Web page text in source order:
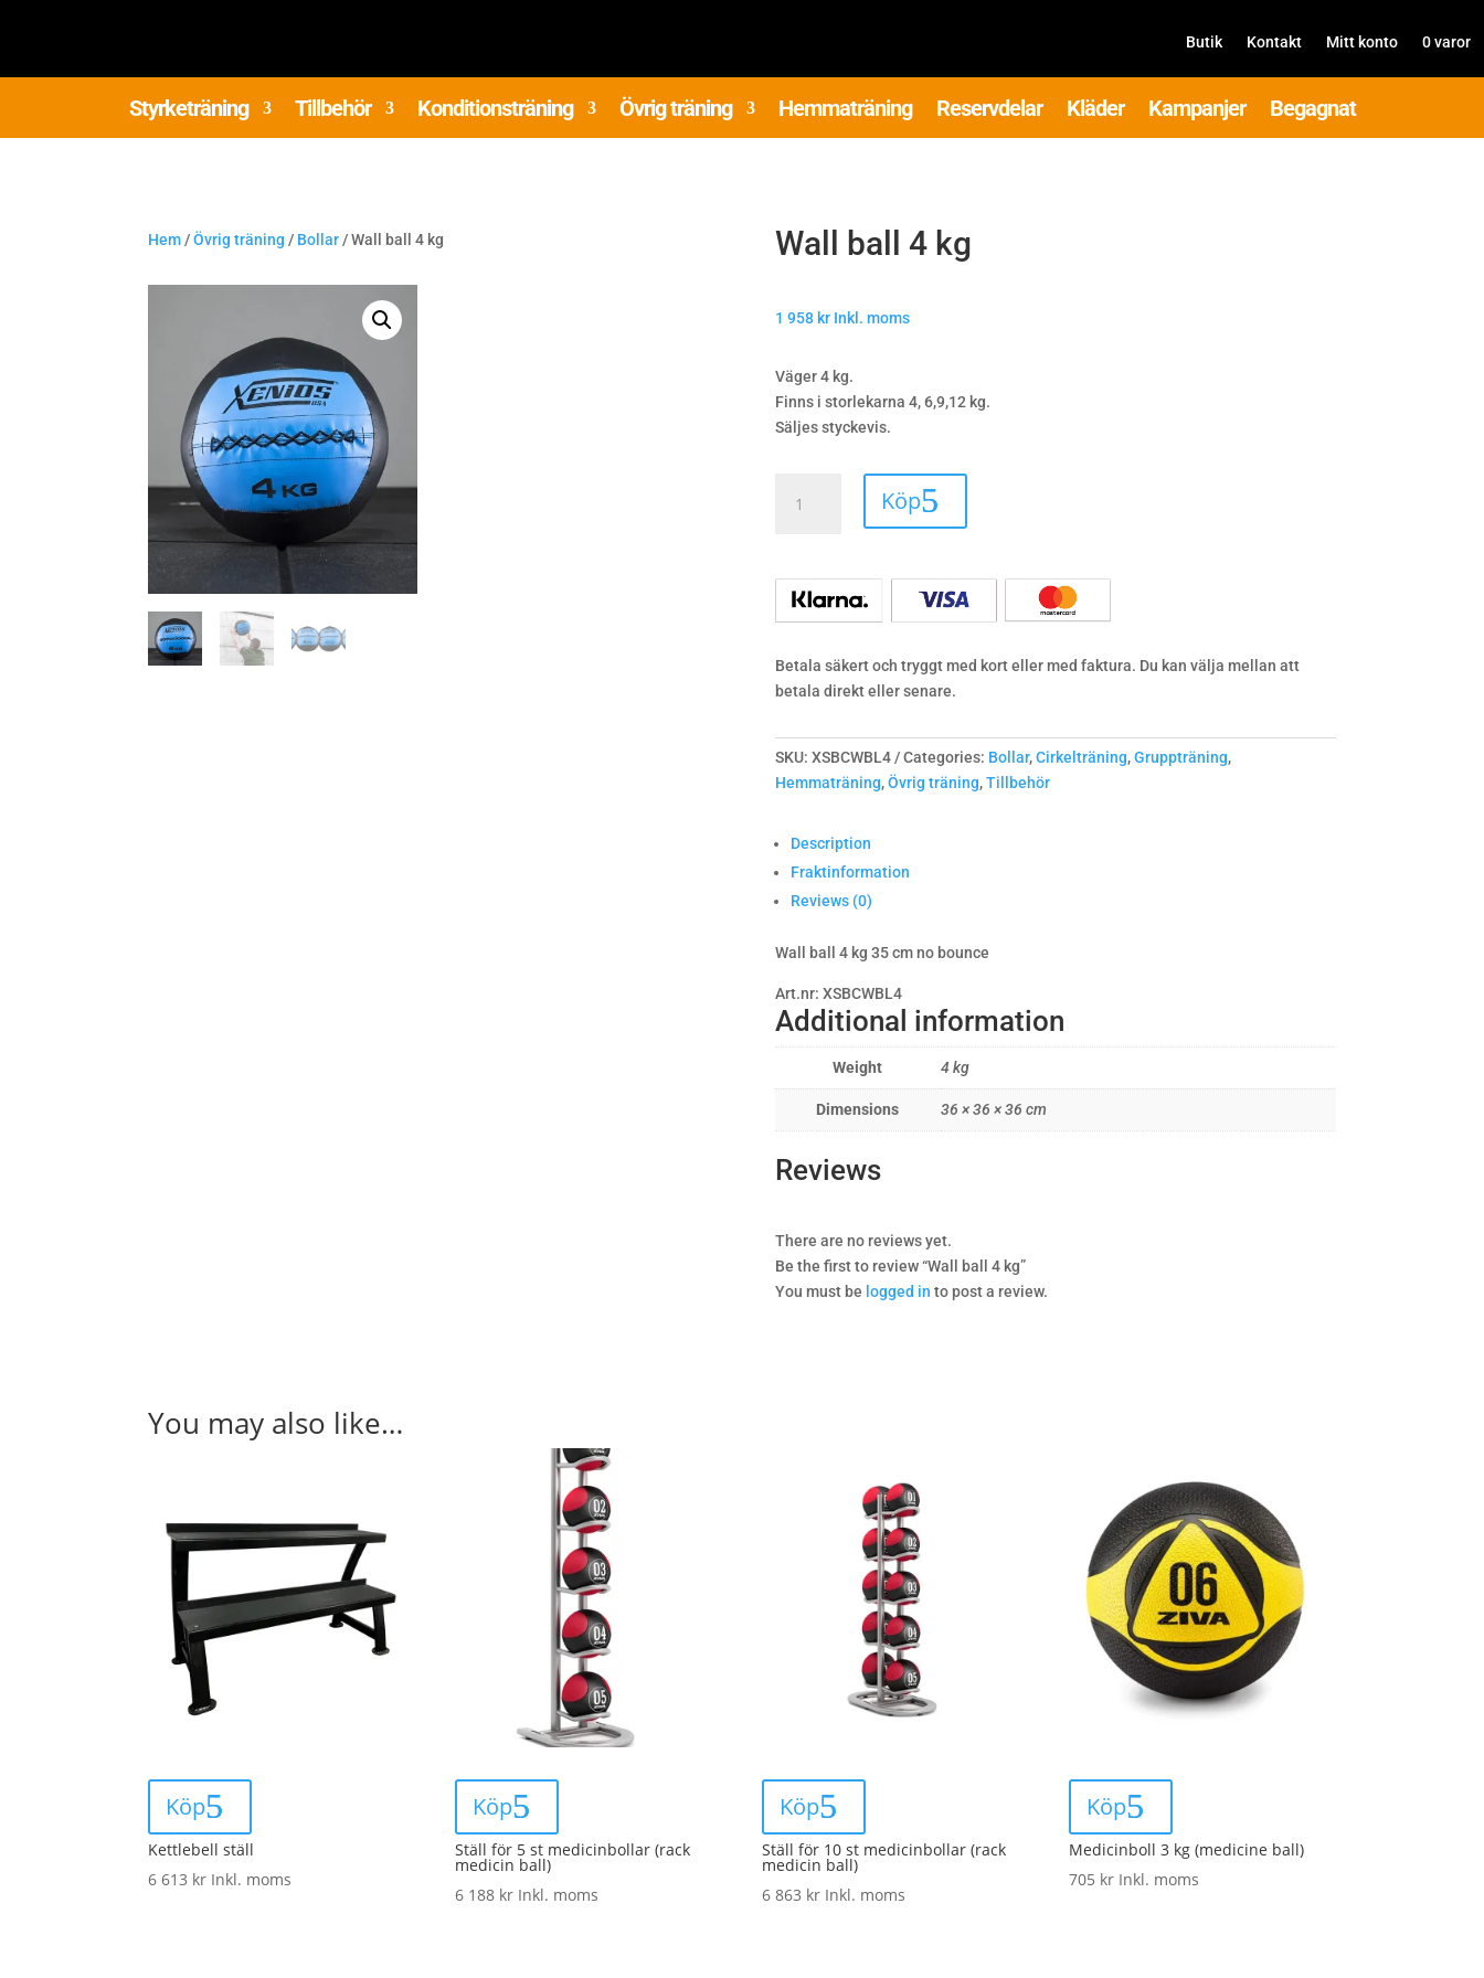
Butik Kontakt Mitt konto 0 varor
Styrketräning Tillbehör Konditionsträning Övrig träning Hemmaträning Reservdelar Kläder Kampanjer Begagnat
Hem /Övrig träning / Bollar / Wall ball 4 kg Wall ball 4 kg
1 958 kr Inkl. moms
Väger 4 kg.
Finns i storlekarna 4, 6,9,12 kg.
Säljes styckevis.
ball
quantity
Köp
Betala säkert och tryggt med kort eller med faktura. Du kan välja mellan att
betala direkt eller senare.
SKU: XSBCWBL4 Categories: Bollar,Cirkelträning,Gruppträning,
Hemmaträning,Övrig träning,Tillbehör
Description
Fraktinformation
Reviews (0)
Wall ball 4 kg 35 cm no bounce
Art.nr: XSBCWBL4
Additional information
Weight 4 kg
Dimensions 36 × 36 × 36 cm
Reviews
There are no reviews yet.
Be the first to review “Wall ball 4 kg”
You must be logged in to post a review.
You may also like…
Köp
Kettlebell ställ
6 613 kr Inkl. moms
Köp
Ställ för 5 st medicinbollar (rack
medicin ball)
6 188 kr Inkl. moms
Köp
Ställ för 10 st medicinbollar (rack
medicin ball)
6 863 kr Inkl. moms
Köp
Medicinboll 3 kg (medicine ball)
705 kr Inkl. moms